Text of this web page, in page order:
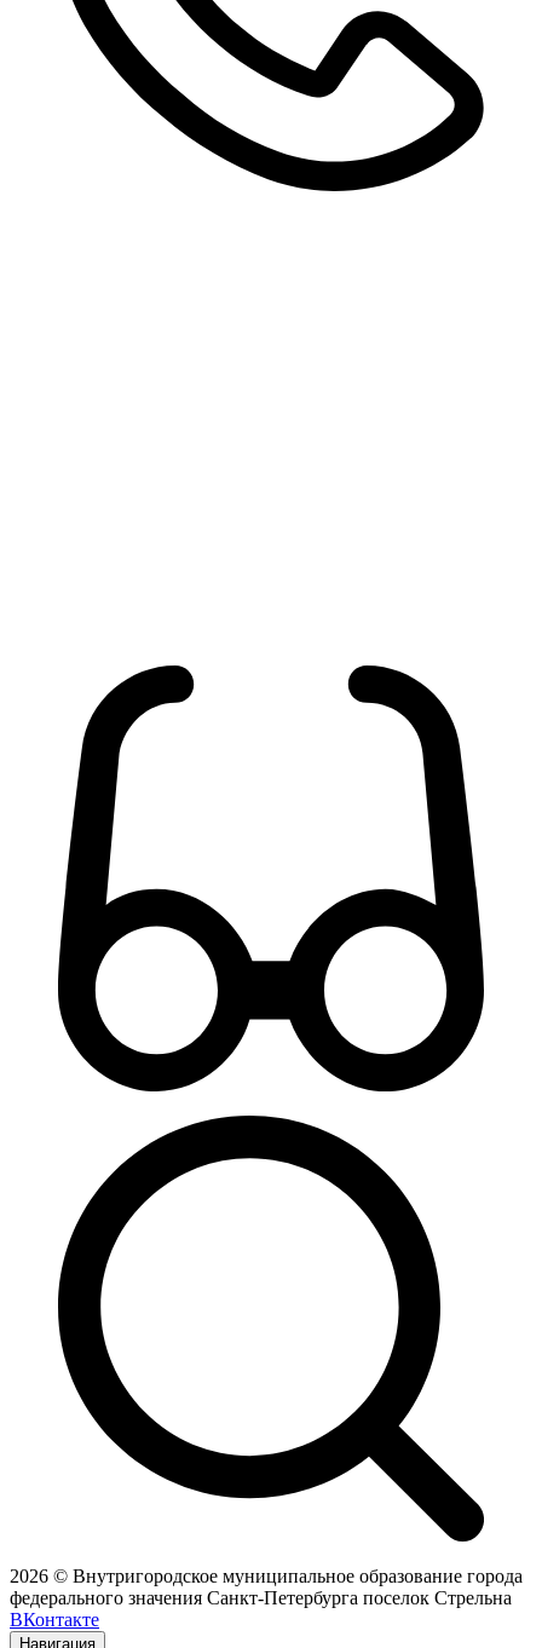
2026 © Внутригородское муниципальное образование города
федерального значения Санкт-Петербурга поселок Стрельна
ВКонтакте
Навигация